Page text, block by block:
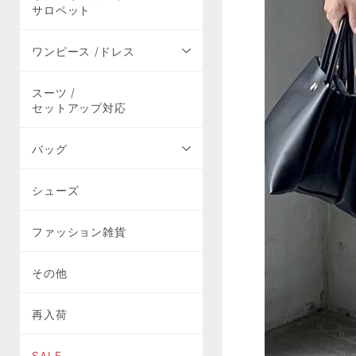
サロペット
ワンピース /ドレス
スーツ /
セットアップ対応
バッグ
シューズ
ファッション雑貨
その他
再入荷